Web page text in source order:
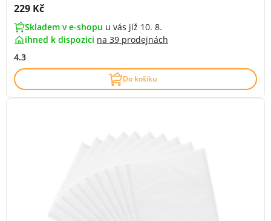
Cena s DPH:
229 Kč
Skladem v e-shopu u vás již 10. 8.
ihned k dispozici na 39 prodejnách
4.3
Do košíku